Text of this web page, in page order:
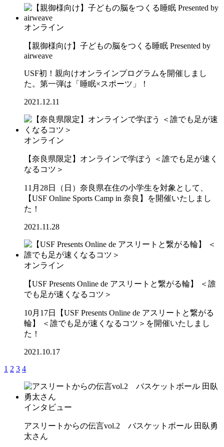
オンライン
【親御様向け】子どもの脳をつくる睡眠 Presented by
airweave
USF初！親向けオンラインプログラムを開催しまし
た。第一弾は「睡眠×スポーツ」！
2021.12.11
オンライン
【奈良県限定】オンラインで学ぼう ＜誰でも足が速く
なるコツ＞
11月28日（日）奈良県在住の小学生を対象として、
【USF Online Sports Camp in 奈良】を開催いたしまし
た！
2021.11.28
オンライン
【USF Presents Online de アスリートと繋がる輪】 ＜誰
でも足が速くなるコツ＞
10月17日【USF Presents Online de アスリートと繋がる
輪】 ＜誰でも足が速くなるコツ＞を開催いたしまし
た！
2021.10.17
1 2 3 4
インタビュー
アスリートからの伝言vol.2 バスケットボール 田臥勇
太さん